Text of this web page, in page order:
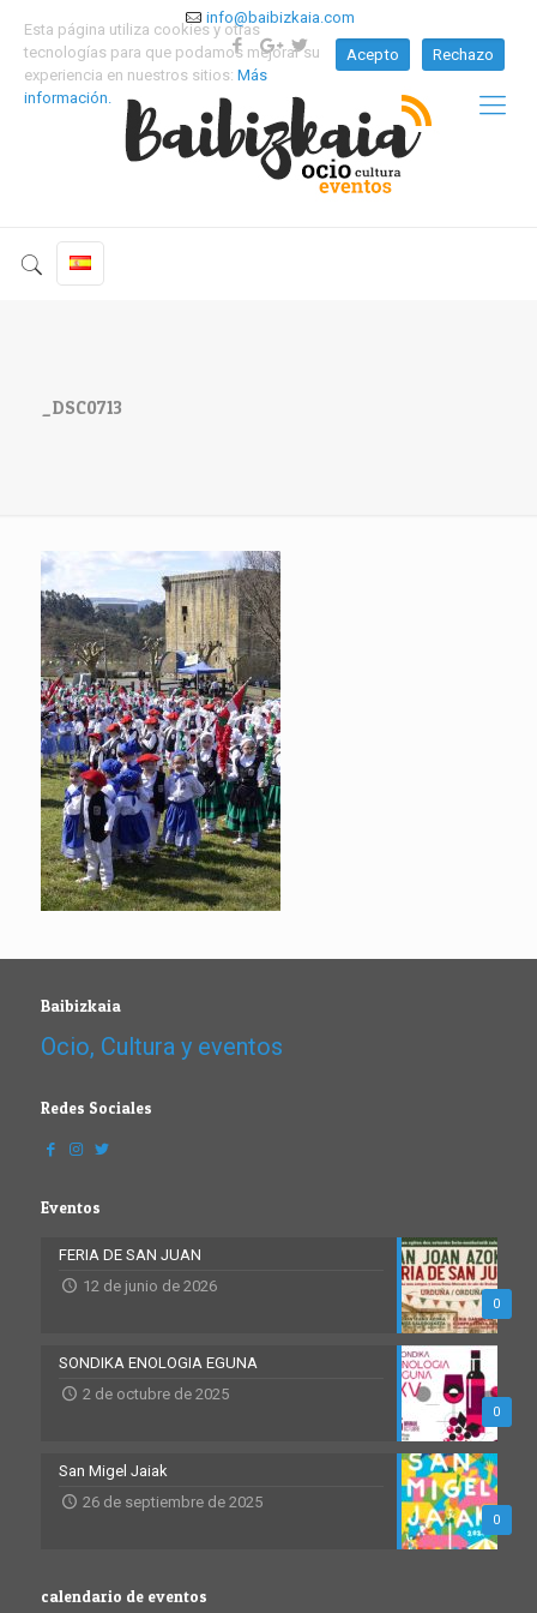
info@baibizkaia.com
_DSC0713
Baibizkaia
Ocio, Cultura y eventos
Redes Sociales
Eventos
0
FERIA DE SAN JUAN
12 de junio de 2026
0
SONDIKA ENOLOGIA EGUNA
2 de octubre de 2025
0
San Migel Jaiak
26 de septiembre de 2025
calendario de eventos
Esta página utiliza cookies y otras
tecnologías para que podamos mejorar su
experiencia en nuestros sitios: Más
información.
Acepto Rechazo